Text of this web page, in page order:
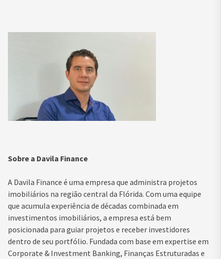
Sobre a Davila Finance
A Davila Finance é uma empresa que administra projetos
imobiliários na região central da Flórida. Com uma equipe
que acumula experiência de décadas combinada em
investimentos imobiliários, a empresa está bem
posicionada para guiar projetos e receber investidores
dentro de seu portfólio. Fundada com base em expertise em
Corporate & Investment Banking, Finanças Estruturadas e